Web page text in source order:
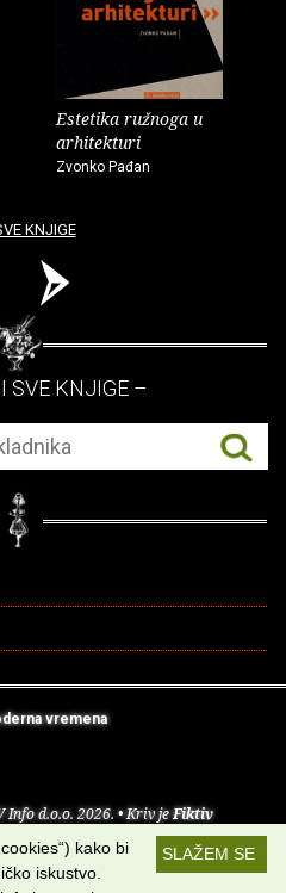
Estetika ružnoga u
arhitekturi
Zvonko Pađan
KNJIGE
SVE KNJIGE –
vremena
d.o.o. 2026. • Kriv jeFiktiv
korištenja•RSS kanaliSLAŽEM SE
kako bi
iskustvo.